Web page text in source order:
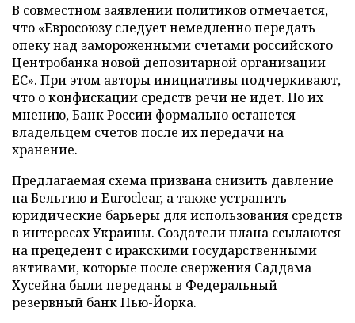
В совместном заявлении политиков отмечается,
что «Евросоюзу следует немедленно передать
опеку над замороженными счетами российского
Центробанка новой депозитарной организации
ЕС». При этом авторы инициативы подчеркивают,
что о конфискации средств речи не идет. По их
мнению, Банк России формально останется
владельцем счетов после их передачи на
хранение.
Предлагаемая схема призвана снизить давление
на Бельгию и Euroclear, а также устранить
юридические барьеры для использования средств
в интересах Украины. Создатели плана ссылаются
на прецедент с иракскими государственными
активами, которые после свержения Саддама
Хусейна были переданы в Федеральный
резервный банк Нью-Йорка.